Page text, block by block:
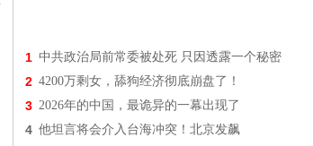
1 中共政治局前常委被处死 只因透露一个秘密
2 4200万剩女，舔狗经济彻底崩盘了！
3 2026年的中国，最诡异的一幕出现了
4 他坦言将会介入台海冲突！北京发飙